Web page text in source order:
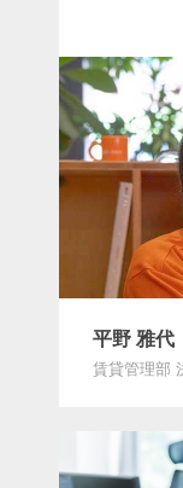
平野 雅代
賃貸管理部